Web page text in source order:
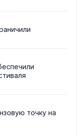
точку на